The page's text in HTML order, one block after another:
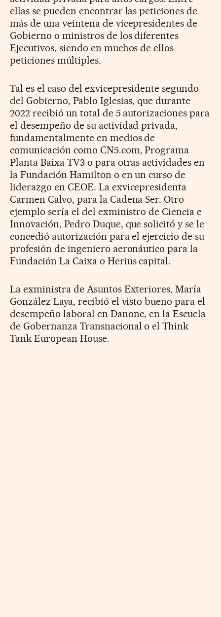
ellas se pueden encontrar las peticiones de
más de una veintena de vicepresidentes de
Gobierno o ministros de los diferentes
Ejecutivos, siendo en muchos de ellos
peticiones múltiples.
Tal es el caso del exvicepresidente segundo
del Gobierno, Pablo Iglesias, que durante
2022 recibió un total de 5 autorizaciones para
el desempeño de su actividad privada,
fundamentalmente en medios de
comunicación como CN5.com, Programa
Planta Baixa TV3 o para otras actividades en
la Fundación Hamilton o en un curso de
liderazgo en CEOE. La exvicepresidenta
Carmen Calvo, para la Cadena Ser. Otro
ejemplo sería el del exministro de Ciencia e
Innovación, Pedro Duque, que solicitó y se le
concedió autorización para el ejercicio de su
profesión de ingeniero aeronáutico para la
Fundación La Caixa o Herius capital.
La exministra de Asuntos Exteriores, María
González Laya, recibió el visto bueno para el
desempeño laboral en Danone, en la Escuela
de Gobernanza Transnacional o el Think
Tank European House.